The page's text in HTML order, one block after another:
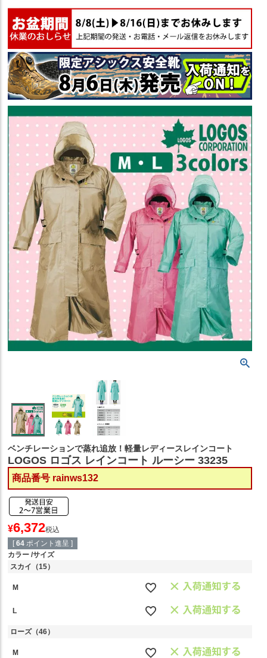
ベンチレーションで蒸れ追放！軽量レディースレインコート
LOGOS ロゴス レインコート ルーシー 33235
商品番号 rainws132
¥6,372税込
[ 64 ポイント進呈 ]
カラー サイズ
スカイ（15）
M
L
ローズ（46）
M